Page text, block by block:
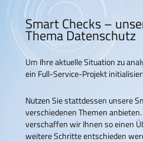
Smart Checks –
Thema Datenschutz
Um Ihre aktuelle Situation zu
ein Full-Service-Projekt
Nutzen Sie stattdessen unsere
verschiedenen Themen
verschaffen wir Ihnen so einen
weitere Schritte entschieden